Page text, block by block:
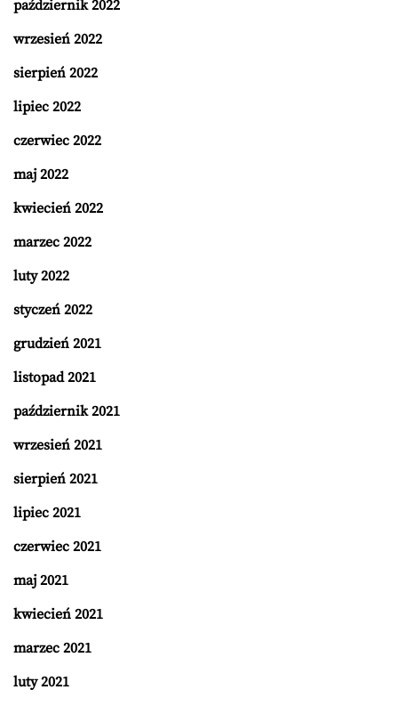
październik 2022
wrzesień 2022
sierpień 2022
lipiec 2022
czerwiec 2022
maj 2022
kwiecień 2022
marzec 2022
luty 2022
styczeń 2022
grudzień 2021
listopad 2021
październik 2021
wrzesień 2021
sierpień 2021
lipiec 2021
czerwiec 2021
maj 2021
kwiecień 2021
marzec 2021
luty 2021